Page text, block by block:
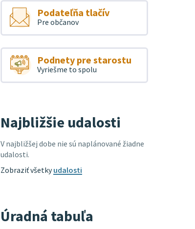
Podateľňa tlačív
Pre občanov
Podnety pre starostu
Vyriešme to spolu
Najbližšie udalosti
V najbližšej dobe nie sú naplánované žiadne
udalosti.
Zobraziť všetkyudalosti
Úradná tabuľa